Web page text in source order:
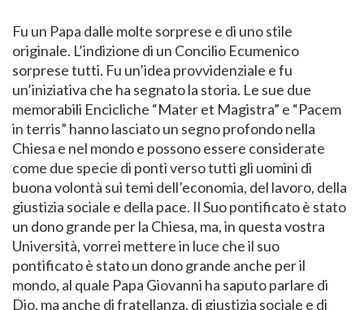
Fu un Papa dalle molte sorprese e di uno stile
originale. L’indizione di un Concilio Ecumenico
sorprese tutti. Fu un’idea provvidenziale e fu
un’iniziativa che ha segnato la storia. Le sue due
memorabili Encicliche “Mater et Magistra” e “Pacem
in terris” hanno lasciato un segno profondo nella
Chiesa e nel mondo e possono essere considerate
come due specie di ponti verso tutti gli uomini di
buona volontà sui temi dell’economia, del lavoro, della
giustizia sociale e della pace. Il Suo pontificato è stato
un dono grande per la Chiesa, ma, in questa vostra
Università, vorrei mettere in luce che il suo
pontificato è stato un dono grande anche per il
mondo, al quale Papa Giovanni ha saputo parlare di
Dio, ma anche di fratellanza, di giustizia sociale e di